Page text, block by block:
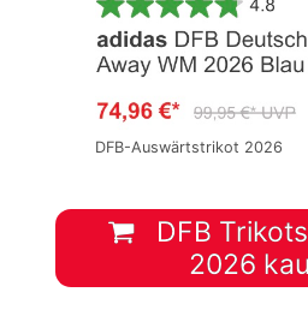
DFB-Auswärtstrikot 2026
DFB
2026